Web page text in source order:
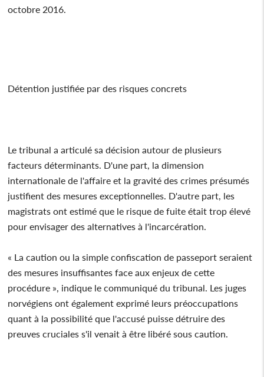
octobre 2016.
Détention justifiée par des risques concrets
Le tribunal a articulé sa décision autour de plusieurs
facteurs déterminants. D'une part, la dimension
internationale de l'affaire et la gravité des crimes présumés
justifient des mesures exceptionnelles. D'autre part, les
magistrats ont estimé que le risque de fuite était trop élevé
pour envisager des alternatives à l'incarcération.
« La caution ou la simple confiscation de passeport seraient
des mesures insuffisantes face aux enjeux de cette
procédure », indique le communiqué du tribunal. Les juges
norvégiens ont également exprimé leurs préoccupations
quant à la possibilité que l'accusé puisse détruire des
preuves cruciales s'il venait à être libéré sous caution.